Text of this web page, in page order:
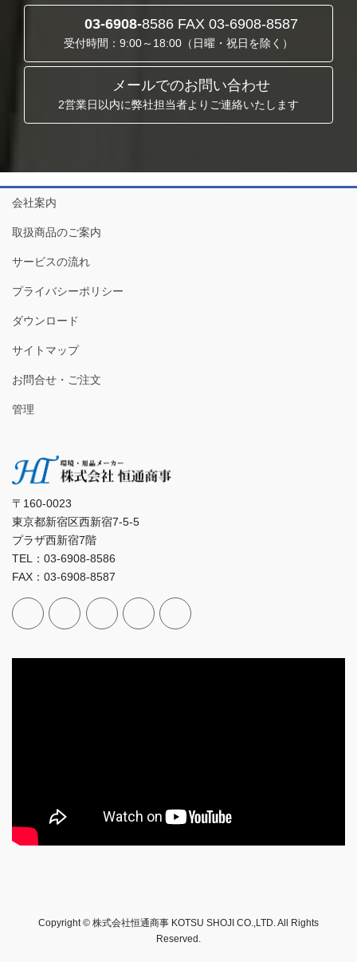
03-6908-8586 FAX 03-6908-8587
受付時間：9:00～18:00（日曜・祝日を除く）
メールでのお問い合わせ
2営業日以内に弊社担当者よりご連絡いたします
会社案内
取扱商品のご案内
サービスの流れ
プライバシーポリシー
ダウンロード
サイトマップ
お問合せ・ご注文
管理
〒160-0023
東京都新宿区西新宿7-5-5
プラザ西新宿7階
TEL：03-6908-8586
FAX：03-6908-8587
Copyright © 株式会社恒通商事 KOTSU SHOJI CO.,LTD. All Rights
Reserved.